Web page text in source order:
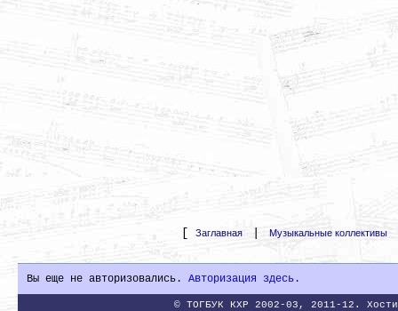
[ Заглавная Музыкальные коллективы
Вы еще не авторизовались. Авторизация здесь.
© ТОГБУК КХР 2002-03, 2011-12.